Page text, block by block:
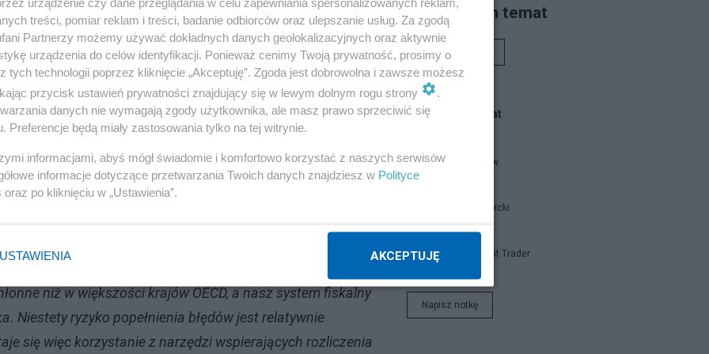
Reklama
oznacza dla polskich podatników?
swoje deklaracje PIT za 2025 rok. Te formalności
umowy o pracę, zlecenia, o dzieło, a także
usługa Twój e-PIT automatycznie przygotowuje
z upływem terminu złożenia PIT zostanie
uwzględniający liczne ulgi czy wyjątki, często
Oznacza to, że coroczne rozliczenie PIT dla wielu
niż w większości krajów OECD, a nasz system fiskalny
Niestety ryzyko popełnienia błędów jest relatywnie
się więc korzystanie z narzędzi wspierających rozliczenia
Piszą na ten temat
Rafał Woś
Blogi na ten temat
threeme-ww
Jan Filip Libicki
Independent Trader
Napisz notkę
treści, pomiar reklam i treści, badanie odbiorców oraz ulepszanie usług. Za zgodą
Partnerzy możemy używać dokładnych danych geolokalizacyjnych oraz aktywnie
urządzenia do celów identyfikacji. Ponieważ cenimy Twoją prywatność, prosimy o
tych technologii poprzez kliknięcie „Akceptuję”. Zgoda jest dobrowolna i zawsze możesz
przycisk ustawień prywatności znajdujący się w lewym dolnym rogu strony
.
danych nie wymagają zgody użytkownika, ale masz prawo sprzeciwić się
Preferencje będą miały zastosowania tylko na tej witrynie.
informacjami, abyś mógł świadomie i komfortowo korzystać z naszych serwisów
informacje dotyczące przetwarzania Twoich danych znajdziesz w Polityce
oraz po kliknięciu w „Ustawienia”.
USTAWIENIA AKCEPTUJĘ